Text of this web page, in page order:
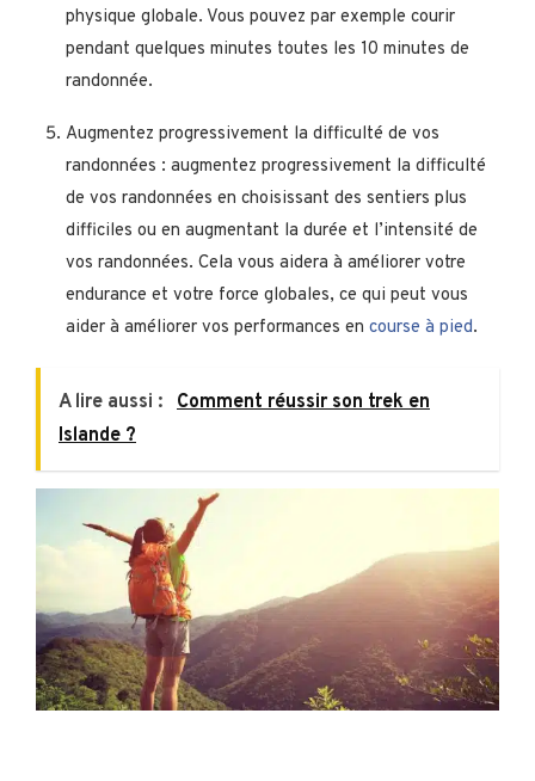
physique globale. Vous pouvez par exemple courir
pendant quelques minutes toutes les 10 minutes de
randonnée.
Augmentez progressivement la difficulté de vos
randonnées : augmentez progressivement la difficulté
de vos randonnées en choisissant des sentiers plus
difficiles ou en augmentant la durée et l’intensité de
vos randonnées. Cela vous aidera à améliorer votre
endurance et votre force globales, ce qui peut vous
aider à améliorer vos performances en course à pied.
A lire aussi : Comment réussir son trek en
Islande ?